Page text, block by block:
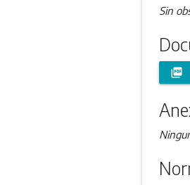
Sin
picture_as_pdf